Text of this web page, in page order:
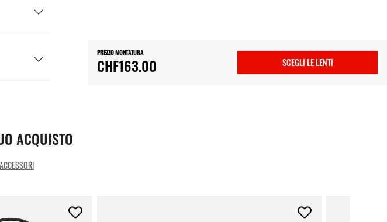
PREZZO MONTATURA
CHF163.00 SCEGLI LE LENTI
ACQUISTO